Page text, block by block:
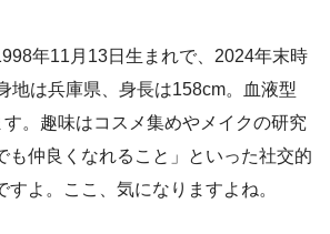
年11月13日生まれで、2024年末時
地は兵庫県、身長は158cm。血液型
。趣味はコスメ集めやメイクの研究
も仲良くなれること」といった社交的
すよ。ここ、気になりますよね。